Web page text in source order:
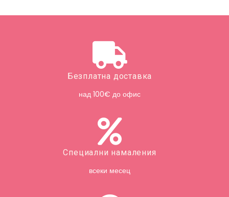
Безплатна доставка
над 100€ до офис
Специални намаления
всеки месец